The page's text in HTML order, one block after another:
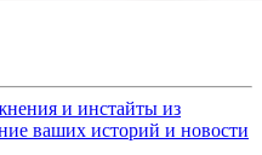
и инстайты из
ваших историй и новости